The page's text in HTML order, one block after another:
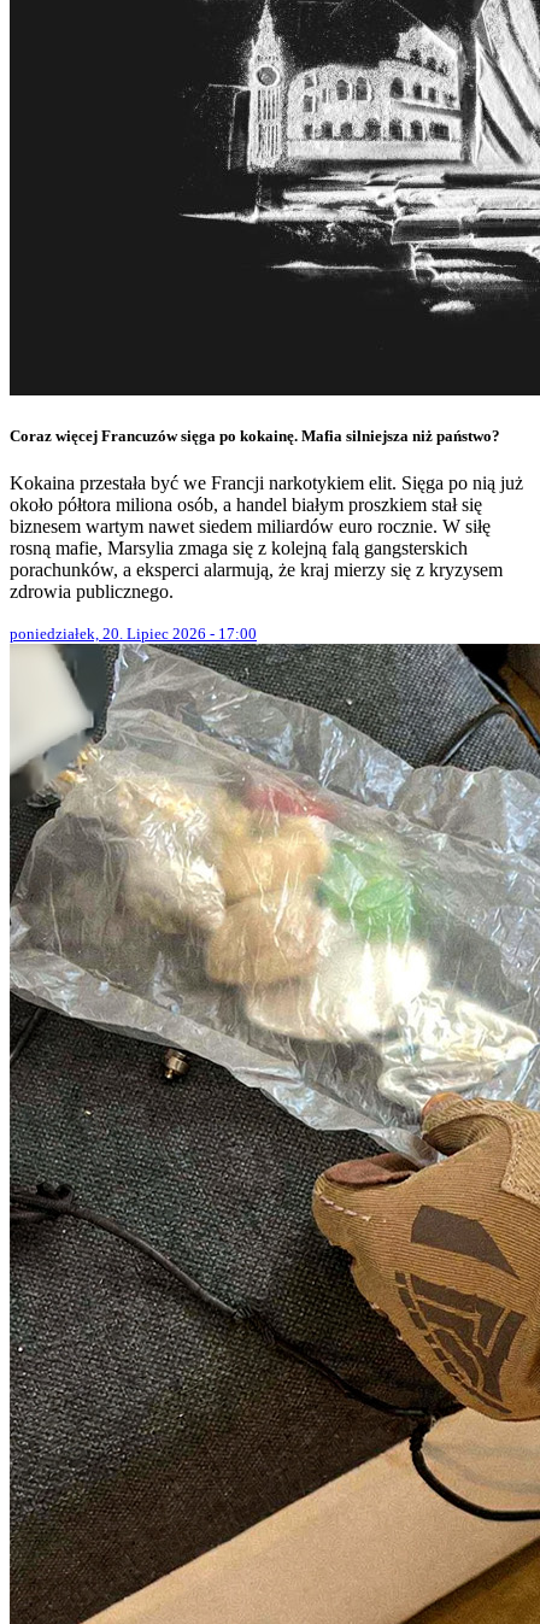
Coraz więcej Francuzów sięga po kokainę. Mafia silniejsza niż państwo?
Kokaina przestała być we Francji narkotykiem elit. Sięga po nią już
około półtora miliona osób, a handel białym proszkiem stał się
biznesem wartym nawet siedem miliardów euro rocznie. W siłę
rosną mafie, Marsylia zmaga się z kolejną falą gangsterskich
porachunków, a eksperci alarmują, że kraj mierzy się z kryzysem
zdrowia publicznego.
poniedziałek, 20. Lipiec 2026 - 17:00